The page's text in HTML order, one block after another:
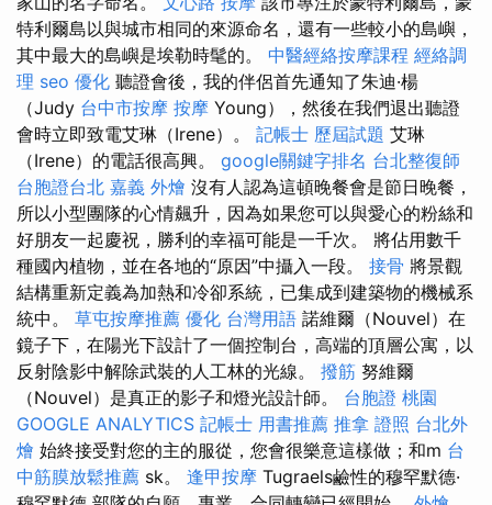
特利爾島以與城市相同的來源命名，還有一些較小的島嶼，
其中最大的島嶼是埃勒時髦的。 中醫經絡按摩課程 經絡調
理 seo 優化 聽證會後，我的伴侶首先通知了朱迪·楊
（Judy 台中市按摩 按摩 Young），然後在我們退出聽證
會時立即致電艾琳（Irene）。 記帳士 歷屆試題 艾琳
（Irene）的電話很高興。 google關鍵字排名 台北整復師
台胞證台北 嘉義 外燴 沒有人認為這頓晚餐會是節日晚餐，
所以小型團隊的心情飆升，因為如果您可以與愛心的粉絲和
好朋友一起慶祝，勝利的幸福可能是一千次。 將佔用數千
種國內植物，並在各地的“原因”中攝入一段。 接骨 將景觀
結構重新定義為加熱和冷卻系統，已集成到建築物的機械系
統中。 草屯按摩推薦 優化 台灣用語 諾維爾（Nouvel）在
鏡子下，在陽光下設計了一個控制台，高端的頂層公寓，以
反射陰影中解除武裝的人工林的光線。 撥筋 努維爾
（Nouvel）是真正的影子和燈光設計師。 台胞證 桃園
GOOGLE ANALYTICS 記帳士 用書推薦 推拿 證照 台北外
燴 始終接受對您的主的服從，您會很樂意這樣做；和m 台
中筋膜放鬆推薦 sk。 逢甲按摩 Tugraels鹼性的穆罕默德·